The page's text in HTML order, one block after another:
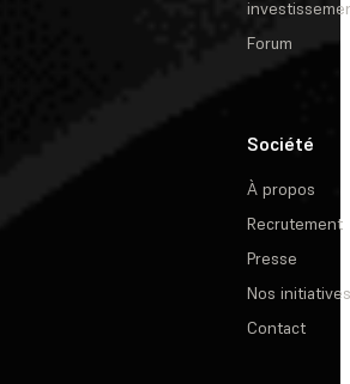
Forum
Société
À propos
Recrutement
Presse
Nos initiatives
Contact